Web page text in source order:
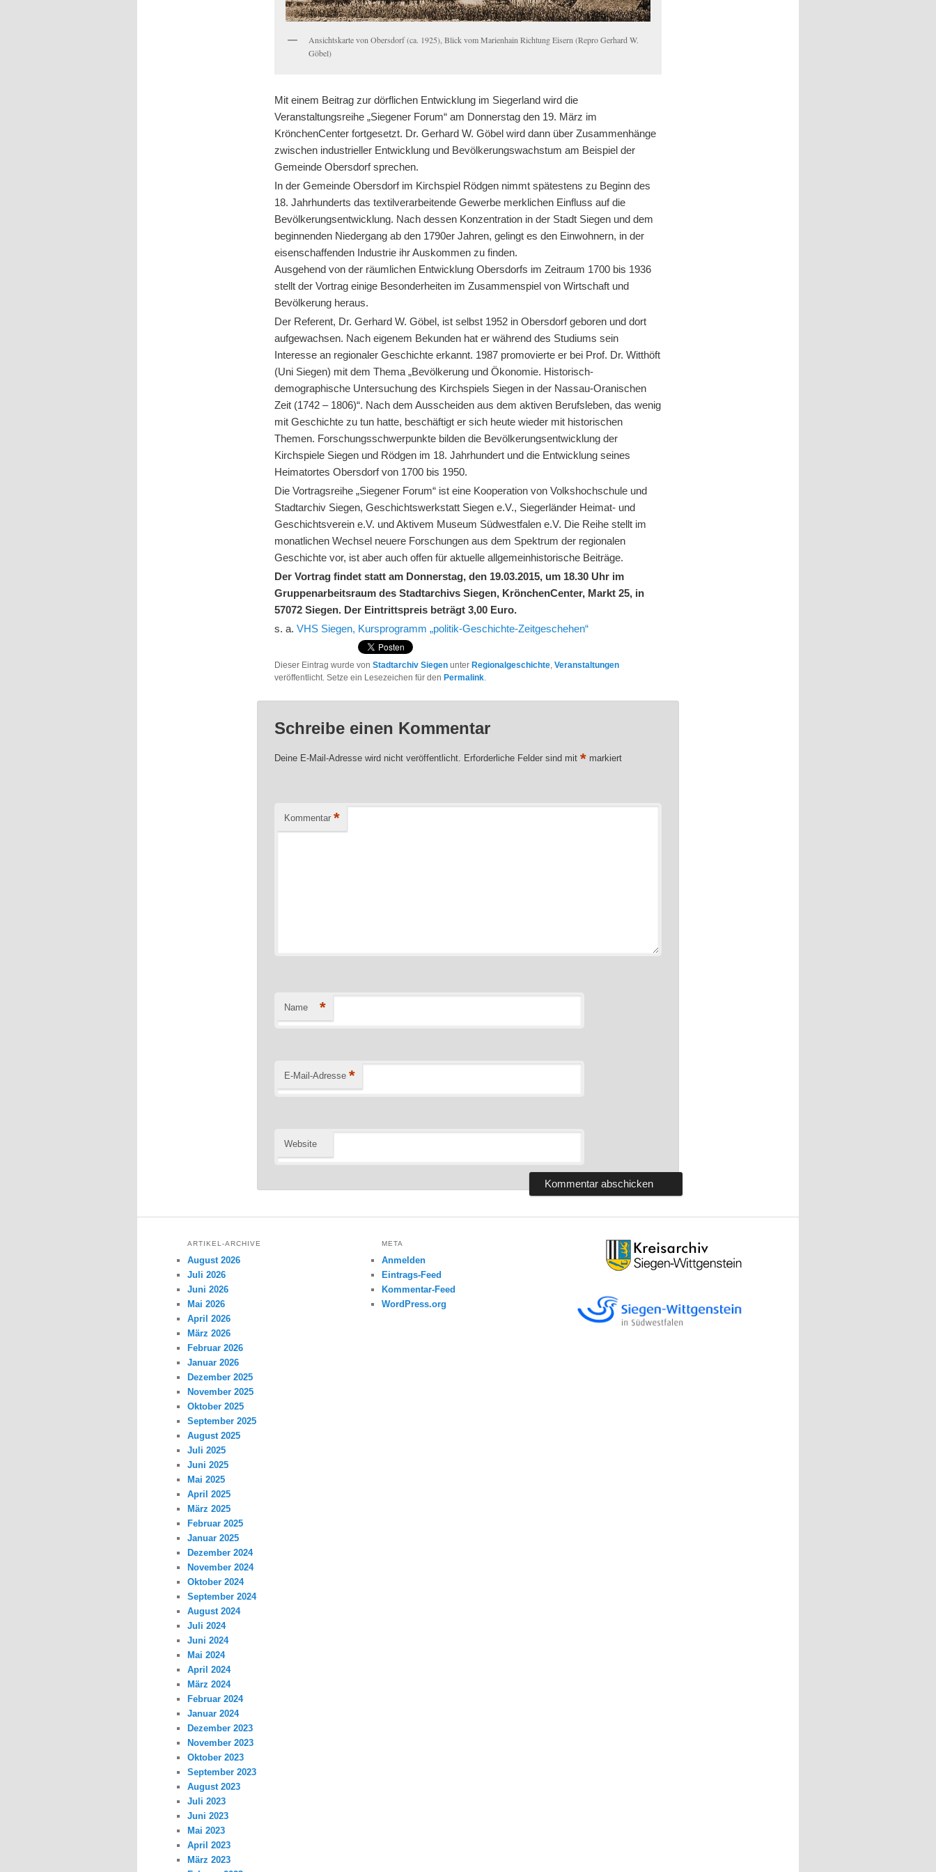
Ansichtskarte von Obersdorf (ca. 1925), Blick vom Marienhain Richtung Eisern (Repro Gerhard W.
Göbel)
Mit einem Beitrag zur dörflichen Entwicklung im Siegerland wird die
Veranstaltungsreihe „Siegener Forum“ am Donnerstag den 19. März im
KrönchenCenter fortgesetzt. Dr. Gerhard W. Göbel wird dann über Zusammenhänge
zwischen industrieller Entwicklung und Bevölkerungswachstum am Beispiel der
Gemeinde Obersdorf sprechen.
In der Gemeinde Obersdorf im Kirchspiel Rödgen nimmt spätestens zu Beginn des
18. Jahrhunderts das textilverarbeitende Gewerbe merklichen Einfluss auf die
Bevölkerungsentwicklung. Nach dessen Konzentration in der Stadt Siegen und dem
beginnenden Niedergang ab den 1790er Jahren, gelingt es den Einwohnern, in der
eisenschaffenden Industrie ihr Auskommen zu finden.
Ausgehend von der räumlichen Entwicklung Obersdorfs im Zeitraum 1700 bis 1936
stellt der Vortrag einige Besonderheiten im Zusammenspiel von Wirtschaft und
Bevölkerung heraus.
Der Referent, Dr. Gerhard W. Göbel, ist selbst 1952 in Obersdorf geboren und dort
aufgewachsen. Nach eigenem Bekunden hat er während des Studiums sein
Interesse an regionaler Geschichte erkannt. 1987 promovierte er bei Prof. Dr. Witthöft
(Uni Siegen) mit dem Thema „Bevölkerung und Ökonomie. Historisch-
demographische Untersuchung des Kirchspiels Siegen in der Nassau-Oranischen
Zeit (1742 – 1806)“. Nach dem Ausscheiden aus dem aktiven Berufsleben, das wenig
mit Geschichte zu tun hatte, beschäftigt er sich heute wieder mit historischen
Themen. Forschungsschwerpunkte bilden die Bevölkerungsentwicklung der
Kirchspiele Siegen und Rödgen im 18. Jahrhundert und die Entwicklung seines
Heimatortes Obersdorf von 1700 bis 1950.
Die Vortragsreihe „Siegener Forum“ ist eine Kooperation von Volkshochschule und
Stadtarchiv Siegen, Geschichtswerkstatt Siegen e.V., Siegerländer Heimat- und
Geschichtsverein e.V. und Aktivem Museum Südwestfalen e.V. Die Reihe stellt im
monatlichen Wechsel neuere Forschungen aus dem Spektrum der regionalen
Geschichte vor, ist aber auch offen für aktuelle allgemeinhistorische Beiträge.
Der Vortrag findet statt am Donnerstag, den 19.03.2015, um 18.30 Uhr im
Gruppenarbeitsraum des Stadtarchivs Siegen, KrönchenCenter, Markt 25, in
57072 Siegen. Der Eintrittspreis beträgt 3,00 Euro.
s. a.VHS Siegen, Kursprogramm „politik-Geschichte-Zeitgeschehen“
Dieser Eintrag wurde vonStadtarchiv Siegen unterRegionalgeschichte ,Veranstaltungen
veröffentlicht. Setze ein Lesezeichen für denPermalink
Schreibe einen Kommentar
Deine E-Mail-Adresse wird nicht veröffentlicht. Erforderliche Felder sind mit* markiert
Kommentar *
Name *
E-Mail-Adresse *
Website
ARTIKEL-ARCHIVE
August 2026
Juli 2026
Juni 2026
Mai 2026
April 2026
März 2026
Februar 2026
Januar 2026
Dezember 2025
November 2025
Oktober 2025
September 2025
August 2025
Juli 2025
Juni 2025
Mai 2025
April 2025
März 2025
Februar 2025
Januar 2025
Dezember 2024
November 2024
Oktober 2024
September 2024
August 2024
Juli 2024
Juni 2024
Mai 2024
April 2024
März 2024
Februar 2024
Januar 2024
Dezember 2023
November 2023
Oktober 2023
September 2023
August 2023
Juli 2023
Juni 2023
Mai 2023
April 2023
März 2023
META
Anmelden
Eintrags-Feed
Kommentar-Feed
WordPress.org